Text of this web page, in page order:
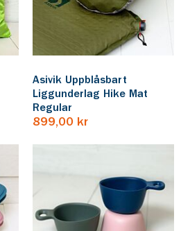
Asivik Uppblåsbart
Liggunderlag Hike Mat
Regular
899,00 kr